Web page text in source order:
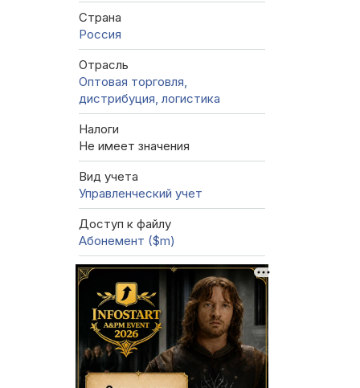
Страна
Россия
Отрасль
Оптовая торговля,
дистрибуция, логистика
Налоги
Не имеет значения
Вид учета
Управленческий учет
Доступ к файлу
Абонемент ($m)